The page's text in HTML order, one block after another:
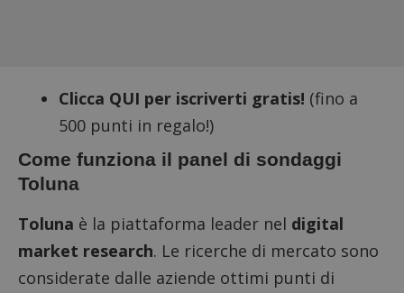
Clicca QUI per iscriverti gratis! (fino a
500 punti in regalo!)
Come funziona il panel di sondaggi
Toluna
Toluna è la piattaforma leader nel digital
market research. Le ricerche di mercato sono
considerate dalle aziende ottimi punti di